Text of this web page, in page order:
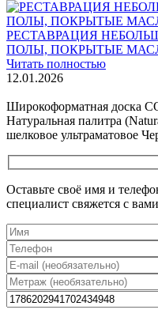
РЕСТАВРАЦИЯ
ПОЛЫ, ПОКРЫТЫЕ
Читать полностью
12.01.2026
Широкоформатная доска
Натуральная палитра
шелковое ультраматовое
Оставьте своё имя и
специалист свяжется с вами